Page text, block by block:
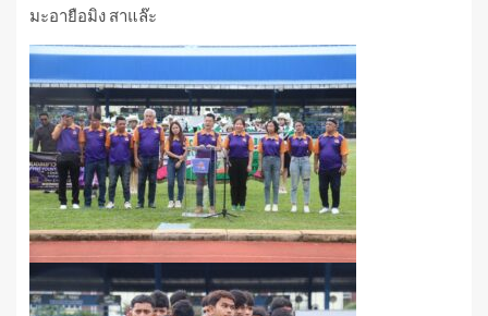
มะอายือมิง สาแล๊ะ